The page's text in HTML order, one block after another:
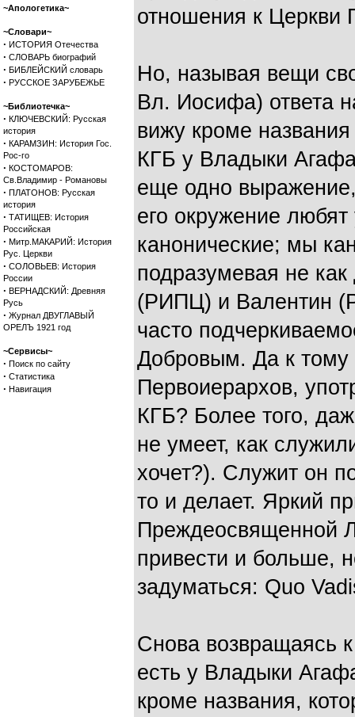
~Апологетика~
~Словари~
· ИСТОРИЯ Отечества
· СЛОВАРЬ биографий
· БИБЛЕЙСКИЙ словарь
· РУССКОЕ ЗАРУБЕЖЬЕ
~Библиотечка~
· КЛЮЧЕВСКИЙ: Русская
история
· КАРАМЗИН: История Гос.
Рос-го
· КОСТОМАРОВ:
Св.Владимир - Романовы
· ПЛАТОНОВ: Русская
история
· ТАТИЩЕВ: История
Российская
· Митр.МАКАРИЙ: История
Рус. Церкви
· СОЛОВЬЕВ: История
России
· ВЕРНАДСКИЙ: Древняя
Русь
· Журнал ДВУГЛАВЫЙ
ОРЕЛЪ 1921 год
~Сервисы~
· Поиск по сайту
· Статистика
· Навигация
отношения к Церкви
Но, называя вещи
Вл. Иосифа) ответа
вижу кроме названия
КГБ у Владыки
еще одно
его окружение
канонические; мы
подразумевая не
(РИПЦ) и Валентин
часто
Добровым. Да к тому
Первоиерархов,
КГБ? Более того,
не умеет, как
хочет?). Служит он
то и делает. Яркий
Преждеосвященной
привести и больше,
задуматься: Quo
Снова возвращаясь
есть у Владыки
кроме названия,